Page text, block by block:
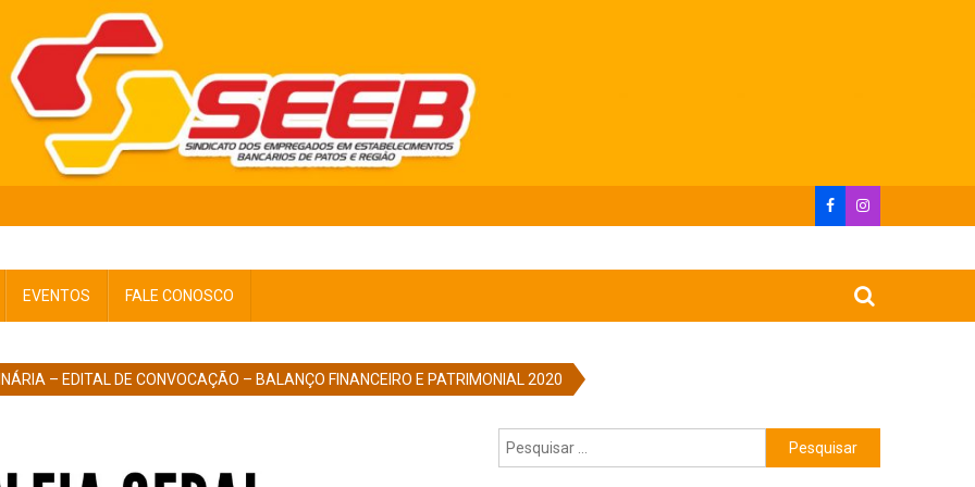
EVENTOS FALE CONOSCO
– EDITAL DE CONVOCAÇÃO – BALANÇO FINANCEIRO E PATRIMONIAL 2020
Pesquisar
por: